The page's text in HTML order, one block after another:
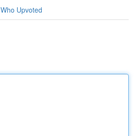
Who Upvoted